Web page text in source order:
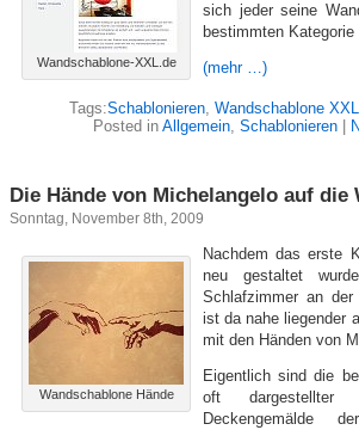
Wandschablone-XXL.de
sich jeder seine
bestimmten
(mehr …)
Tags:Schablonieren, Wandschablone XXL
Posted in Allgemein, Schablonieren
Die Hände von Michelangelo auf die
Sonntag, November 8th, 2009
Wandschablone Hände
Nachdem das erste
neu gestaltet
Schlafzimmer an
ist da nahe liegender
mit den Händen von
Eigentlich sind die
oft dargestellter
Deckengemälde